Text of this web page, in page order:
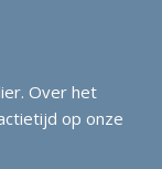
Over het
op onze